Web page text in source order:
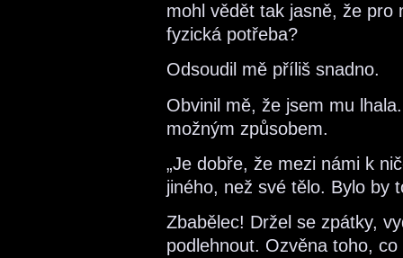
mohl vědět tak jasně, že pro
fyzická potřeba?
Odsoudil mě příliš snadno.
Obvinil mě, že jsem mu
možným způsobem.
„Je dobře, že mezi námi k
jiného, než své tělo. Bylo by
Zbabělec! Držel se zpátky,
podlehnout. Ozvěna toho,